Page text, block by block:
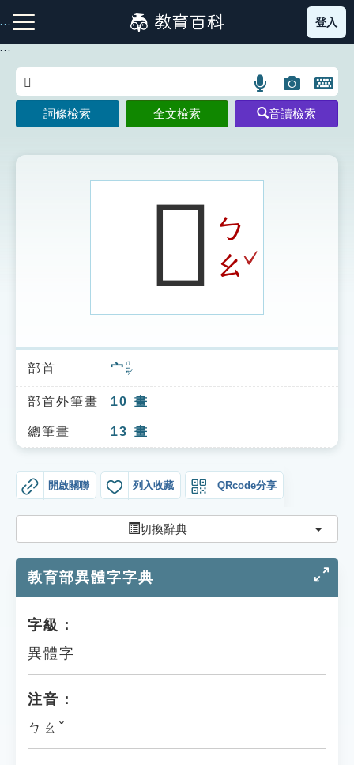
到
主
:::
注音索引圖示 筆畫索引圖示 部首索引表圖示
索引選單
知識索引
單字索引
遊戲專區
教學應用
貓頭鷹博士
登入
:::
語
言
搜
示
圖
片
搜
開
鍵
圖
詞條檢索 全文檢索 音讀檢索
𡩧ㄅ
ㄠ ˇ
部首 宀 ㄇㄧㄢˊ
部首外筆畫 10 畫
總筆畫 13 畫
開啟關聯 列入收藏 QRcode分享
切換辭典 切換
教育部異體字字典
字級：
異體字
注音：
ㄅㄠˇ